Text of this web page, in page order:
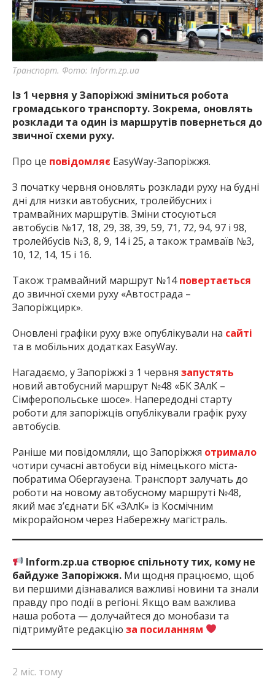
найважливішу інформацію про події
міста Запоріжжя та області.
Транспорт. Фото: Inform.zp.ua
Із 1 червня у Запоріжжі зміниться робота
громадського транспорту. Зокрема, оновлять
розклади та один із маршрутів повернеться до
звичної схеми руху.
Про це повідомляє EasyWay-Запоріжжя.
З початку червня оновлять розклади руху на будні
дні для низки автобусних, тролейбусних і
трамвайних маршрутів. Зміни стосуються
автобусів №17, 18, 29, 38, 39, 59, 71, 72, 94, 97 і 98,
тролейбусів №3, 8, 9, 14 і 25, а також трамваїв №3,
10, 12, 14, 15 і 16.
Також трамвайний маршрут №14повертається
до звичної схеми руху «Автострада –
Запоріжцирк».
Оновлені графіки руху вже опублікували на сайті
та в мобільних додатках EasyWay.
Нагадаємо, у Запоріжжі з 1 червня запустять
новий автобусний маршрут №48 «БК ЗАлК –
Сімферопольське шосе». Напередодні старту
роботи для запоріжців опублікували графік руху
автобусів.
Раніше ми повідомляли, що Запоріжжя отримало
чотири сучасні автобуси від німецького міста-
побратима Обергаузена. Транспорт залучать до
роботи на новому автобусному маршруті №48,
який має з’єднати БК «ЗАлК» із Космічним
мікрорайоном через Набережну магістраль.
Inform.zp.ua створює спільноту тих, кому не
байдуже Запоріжжя. Ми щодня працюємо, щоб
ви першими дізнавалися важливі новини та знали
правду про події в регіоні. Якщо вам важлива
наша робота — долучайтеся до монобази та
підтримуйте редакцію за посиланням
2 міс. тому